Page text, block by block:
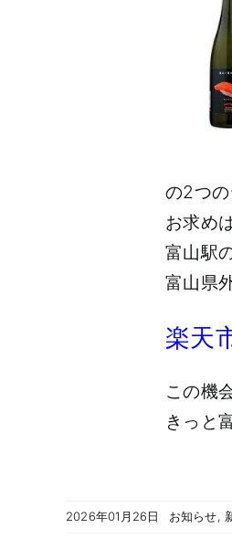
の2つの
お求め
富山駅
富山県
楽天
この機
きっと
2026年01月26日 お知らせ,